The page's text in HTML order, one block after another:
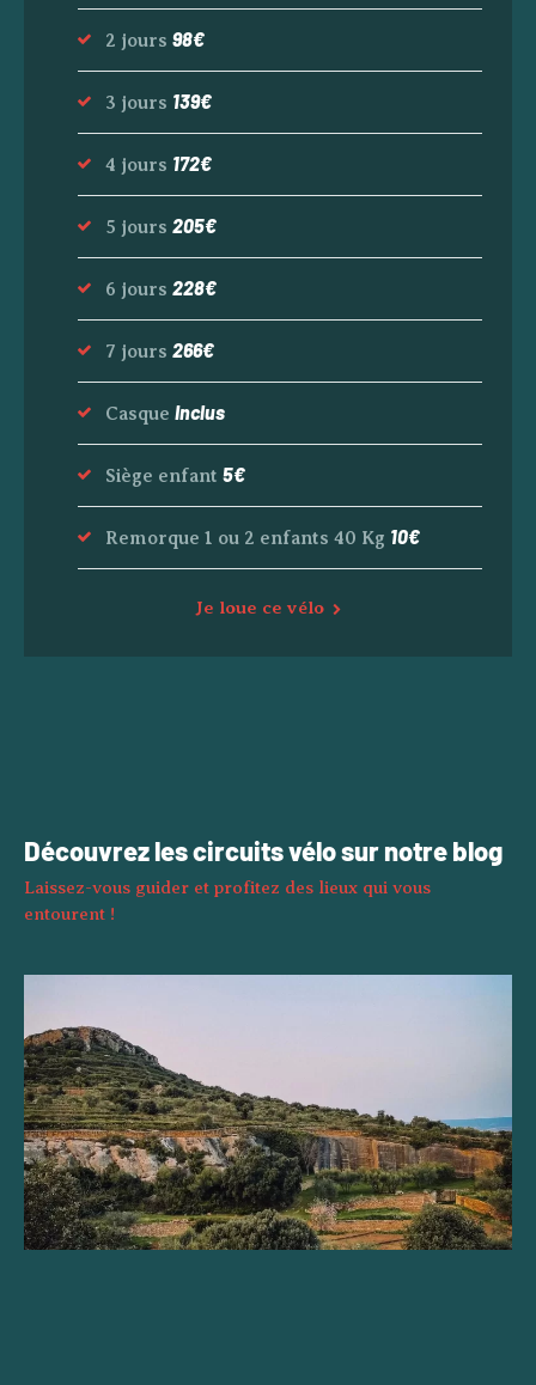
2 jours 98€
3 jours 139€
4 jours 172€
5 jours 205€
6 jours 228€
7 jours 266€
Casque Inclus
Siège enfant 5€
Remorque 1 ou 2 enfants 40 Kg 10€
Je loue ce vélo
Découvrez les circuits vélo sur notre blog
Laissez-vous guider et profitez des lieux qui vous
entourent !